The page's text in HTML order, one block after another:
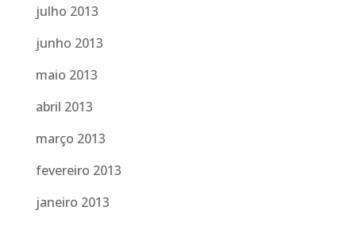
julho 2013
junho 2013
maio 2013
abril 2013
março 2013
fevereiro 2013
janeiro 2013